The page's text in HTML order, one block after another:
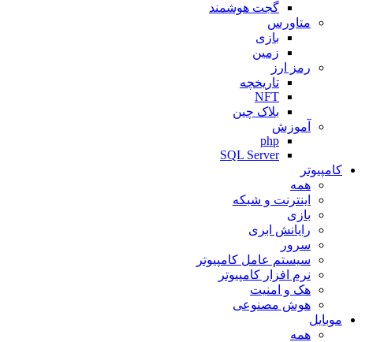
گجت هوشمند
متاورس
بازی
زمین
رمز ارز
تاریخچه
NFT
بلاک چین
آموزش
php
SQL Server
کامپیوتر
همه
اینترنت و شبکه
بازی
رایانش ابری
سرور
سیستم عامل کامپیوتر
نرم افزار کامپیوتر
هک و امنیت
هوش مصنوعی
موبایل
همه